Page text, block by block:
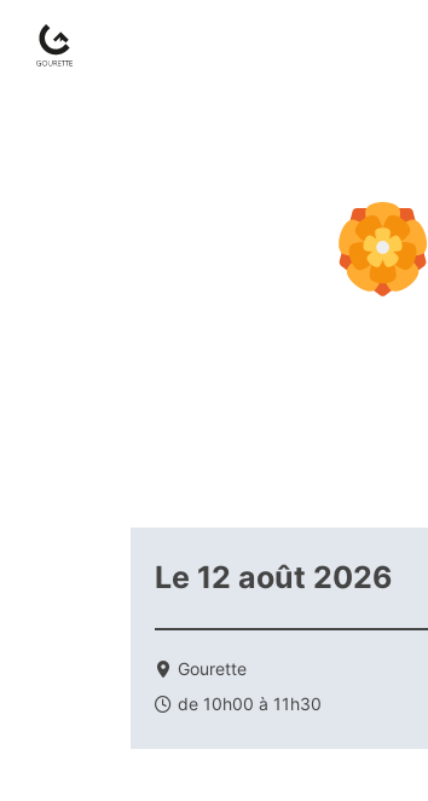
Le 12 août 2026
Gourette
de 10h00 à 11h30